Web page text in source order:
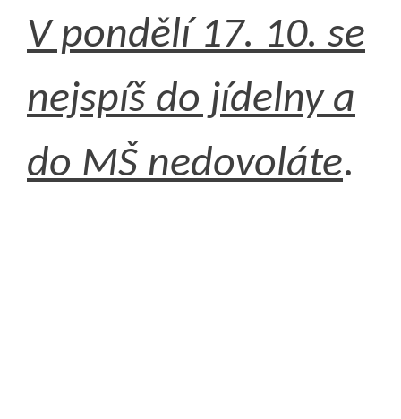
V pondělí 17. 10. se
nejspíš do jídelny a
do MŠ nedovoláte.